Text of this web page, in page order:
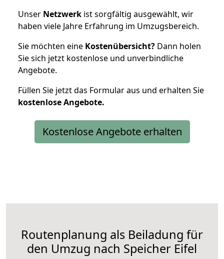
Unser Netzwerk ist sorgfältig ausgewählt, wir
haben viele Jahre Erfahrung im Umzugsbereich.
Sie möchten eine Kostenübersicht? Dann holen
Sie sich jetzt kostenlose und unverbindliche
Angebote.
Füllen Sie jetzt das Formular aus und erhalten Sie
kostenloseAngebote.
Kostenlose Angebote erhalten
Routenplanung als Beiladung für
den Umzug nach Speicher Eifel